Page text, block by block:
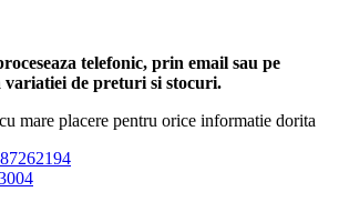
telefonic, prin email sau pe
variatiei de preturi si stocuri.
mare placere pentru orice informatie dorita